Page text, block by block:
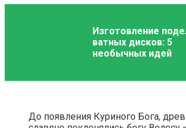
Изготовление
ватных дисков: 5
необычных идей
До появления Куриного Бога,